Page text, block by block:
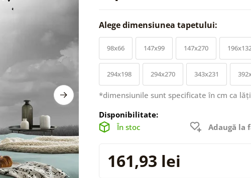
Alege dimensiunea tapetului:
98x66 147x99 147x270
294x198 294x270 343x231
*dimensiunile sunt specificate în cm ca
Disponibilitate:
În stoc
Adaugă la
161,93 lei